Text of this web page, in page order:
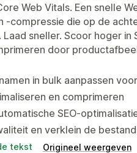
Web Vitals. Een snelle
-compressie die op de
sneller. Scoor hoger in
door
in bulk aanpassen
en comprimeren
SEO-
en verklein de
tekst Origineel weergeven